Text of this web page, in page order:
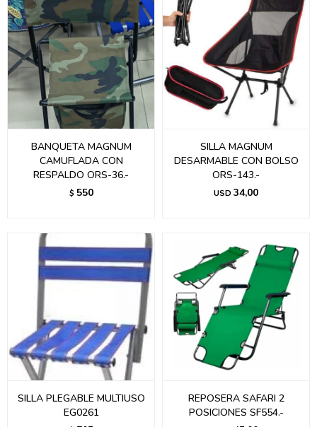
BANQUETA MAGNUM
CAMUFLADA CON
RESPALDO ORS-36.-
$ 550
SILLA MAGNUM
DESARMABLE CON BOLSO
ORS-143.-
USD 34,00
SILLA PLEGABLE MULTIUSO
EG0261
REPOSERA SAFARI 2
POSICIONES SF554.-